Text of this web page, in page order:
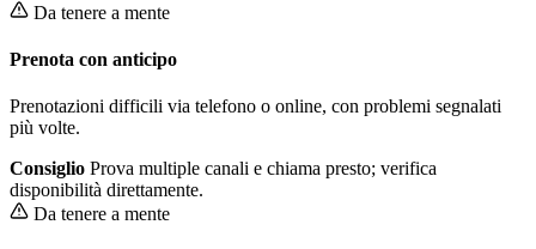
Da tenere a mente
Prenota con anticipo
Prenotazioni difficili via telefono o online, con problemi segnalati
più volte.
Consiglio Prova multiple canali e chiama presto; verifica
disponibilità direttamente.
Da tenere a mente